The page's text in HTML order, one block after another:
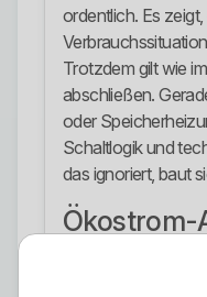
ordentlich. Es
Trotzdem gilt wie
abschließen.
oder
Schaltlogik und
das ignoriert, baut
Ökostrom-